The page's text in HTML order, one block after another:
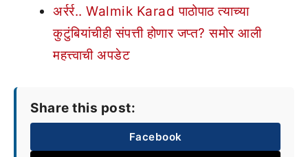
अर्रर्र.. Walmik Karad पाठोपाठ त्याच्या
कुटुंबियांचीही संपत्ती होणार जप्त? समोर आली
महत्त्वाची अपडेट
Share this post:
Facebook